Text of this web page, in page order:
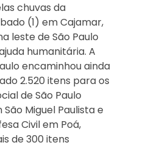
chuvas da
(1) em Cajamar,
leste de São Paulo
humanitária. A
encaminhou ainda
2.520 itens para os
de São Paulo
Miguel Paulista e
Civil em Poá,
de 300 itens